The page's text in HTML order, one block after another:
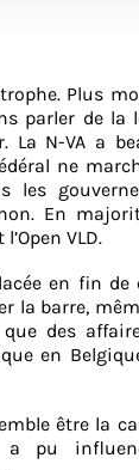
Plus
parler de la
La N-VA a
ne
les
En
VLD.
en fin de
la barre,
des
en
être la
a pu